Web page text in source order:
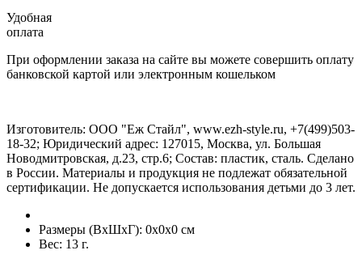
Удобная
оплата
При оформлении заказа на сайте вы можете совершить оплату
банковской картой или электронным кошельком
Изготовитель: ООО "Еж Стайл", www.ezh-style.ru, +7(499)503-
18-32; Юридический адрес: 127015, Москва, ул. Большая
Новодмитровская, д.23, стр.6; Состав: пластик, сталь. Сделано
в России. Материалы и продукция не подлежат обязательной
сертификации. Не допускается использования детьми до 3 лет.
Размеры (ВxШxГ): 0x0x0 см
Вес: 13 г.